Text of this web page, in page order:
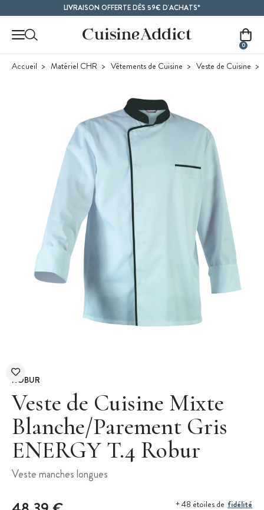
LIVRAISON OFFERTE DÈS 59€ D'ACHATS*
0
Accueil Matériel CHR Vêtements de Cuisine Veste de Cuisine
ROBUR
Veste de Cuisine Mixte
Blanche/Parement Gris
ENERGY T.4 Robur
Veste manches longues
+ 48 étoiles de fidélité